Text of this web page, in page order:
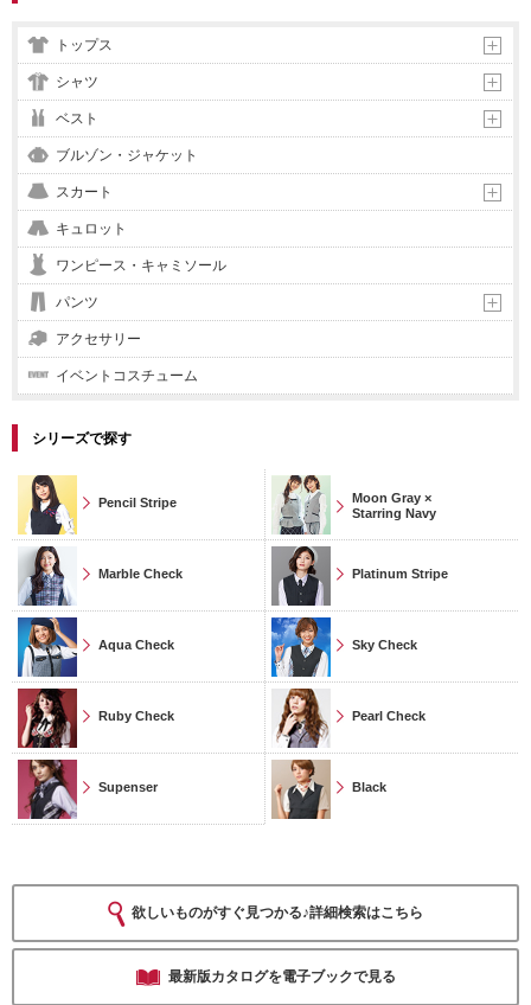
トップス
シャツ
ベスト
ブルゾン・ジャケット
スカート
キュロット
ワンピース・キャミソール
パンツ
アクセサリー
イベントコスチューム
シリーズで探す
Pencil Stripe
Moon Gray ×
Starring Navy
Marble Check Platinum Stripe
Aqua Check Sky Check
Ruby Check Pearl Check
Supenser Black
欲しいものがすぐ見つかる♪詳細検索はこちら
最新版カタログを電子ブックで見る